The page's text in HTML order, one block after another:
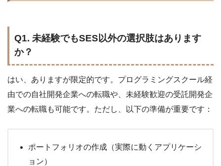
Q1. 未経験でもSES以外の選択肢はあります
か？
はい、ありますが限定的です。プログラミングスクール経
由での自社開発企業への転職や、未経験歓迎の受託開発企
業への転職も可能です。ただし、以下の準備が重要です：
ポートフォリオの作成（実際に動くアプリケーシ
ョン）